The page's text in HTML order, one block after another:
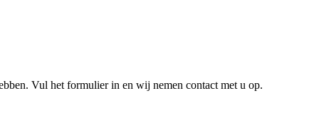
Vul het formulier in en wij nemen contact met u op.